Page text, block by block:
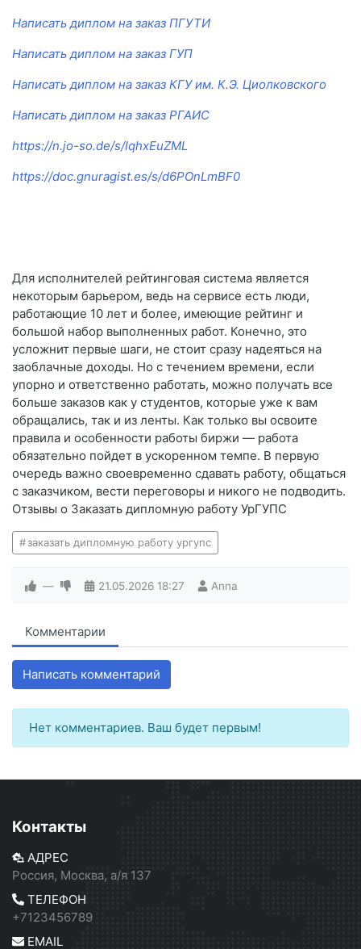
Написать диплом на заказ ПГУТИ
Написать диплом на заказ ГУП
Написать диплом на заказ КГУ им. К.Э. Циолковского
Написать диплом на заказ РГАИС
https://n.jo-so.de/s/IqhxEuZML
https://doc.gnuragist.es/s/d6POnLmBF0
Для исполнителей рейтинговая система является
некоторым барьером, ведь на сервисе есть люди,
работающие 10 лет и более, имеющие рейтинг и
большой набор выполненных работ. Конечно, это
усложнит первые шаги, не стоит сразу надеяться на
заоблачные доходы. Но с течением времени, если
упорно и ответственно работать, можно получать все
больше заказов как у студентов, которые уже к вам
обращались, так и из ленты. Как только вы освоите
правила и особенности работы биржи — работа
обязательно пойдет в ускоренном темпе. В первую
очередь важно своевременно сдавать работу, общаться
с заказчиком, вести переговоры и никого не подводить.
Отзывы о Заказать дипломную работу УрГУПС
заказать дипломную работу ургупс
— 21.05.2026 18:27 Anna
Комментарии
Написать комментарий
Нет комментариев. Ваш будет первым!
Контакты
АДРЕС
Россия, Москва, а/я 137
ТЕЛЕФОН
+7123456789
EMAIL